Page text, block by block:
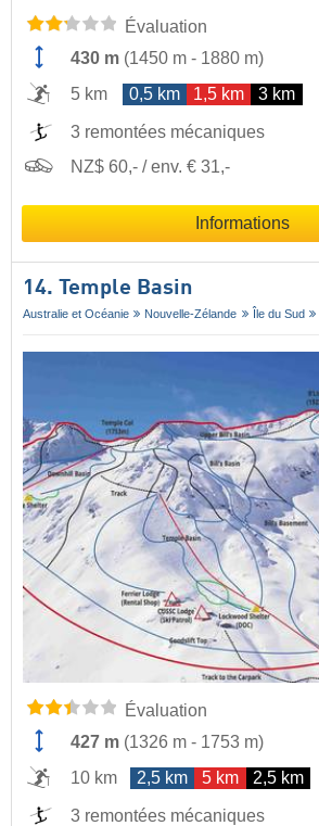
Évaluation
430 m (1450 m - 1880 m)
5 km
0,5 km 1,5 km 3 km
3 remontées mécaniques
NZ$ 60,- / env. € 31,-
Informations
14. Temple Basin
Australie et Océanie Nouvelle-Zélande Île du Sud
Évaluation
427 m (1326 m - 1753 m)
10 km
2,5 km 5 km 2,5 km
3 remontées mécaniques